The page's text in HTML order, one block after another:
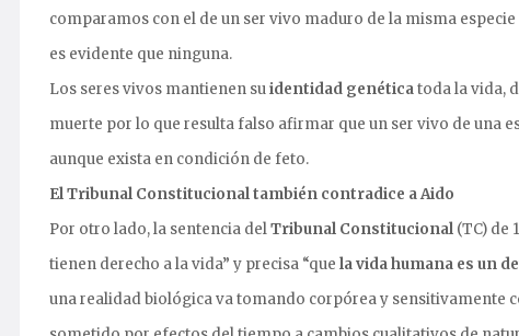
comparamos con el de un ser vivo maduro de la misma
es evidente que ninguna.
Los seres vivos mantienen suidentidad genéticatoda la vida,
muerte por lo que resulta falso afirmar que un ser vivo de una
aunque exista en condición de feto.
El Tribunal Constitucional también contradice a Aido
Por otro lado, la sentencia delTribunal Constitucional (TC) de
tienen derecho a la vida” y precisa “que la vida humana es un
una realidad biológica va tomando corpórea y sensitivamente